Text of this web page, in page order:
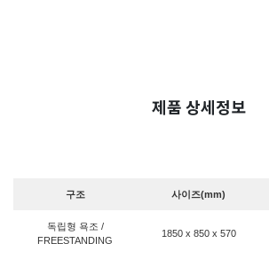
제품 상세정보
구조 사이즈(mm)
독립형 욕조 /
FREESTANDING
1850 x 850 x 570